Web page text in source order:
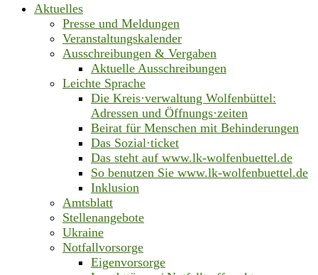
Aktuelles
Presse und Meldungen
Veranstaltungskalender
Ausschreibungen & Vergaben
Aktuelle Ausschreibungen
Leichte Sprache
Die Kreis·verwaltung Wolfenbüttel:
Adressen und Öffnungs·zeiten
Beirat für Menschen mit Behinderungen
Das Sozial·ticket
Das steht auf www.lk-wolfenbuettel.de
So benutzen Sie www.lk-wolfenbuettel.de
Inklusion
Amtsblatt
Stellenangebote
Ukraine
Notfallvorsorge
Eigenvorsorge